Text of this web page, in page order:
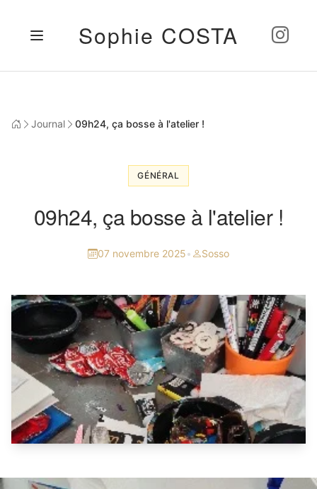
Sophie COSTA
Journal 09h24, ça bosse à l'atelier !
GÉNÉRAL
09h24, ça bosse à l'atelier !
07 novembre 2025• Sosso